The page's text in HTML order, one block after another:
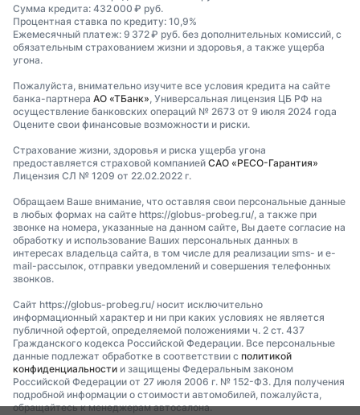
Сумма кредита: 432 000 ₽ руб.
Процентная ставка по кредиту: 10,9%
Ежемесячный платеж: 9 372 ₽ руб. без дополнительных комиссий, с
обязательным страхованием жизни и здоровья, а также ущерба
угона.
Пожалуйста, внимательно изучите все условия кредита на сайте
банка-партнера АО «ТБанк», Универсальная лицензия ЦБ РФ на
осуществление банковских операций № 2673 от 9 июля 2024 года
Оцените свои финансовые возможности и риски.
Страхование жизни, здоровья и риска ущерба угона
предоставляется страховой компанией САО «РЕСО-Гарантия»
Лицензия СЛ № 1209 от 22.02.2022 г.
Обращаем Ваше внимание, что оставляя свои персональные данные
в любых формах на сайте https://globus-probeg.ru/, а также при
звонке на номера, указанные на данном сайте, Вы даете согласие на
обработку и использование Ваших персональных данных в
интересах владельца сайта, в том числе для реализации sms- и e-
mail-рассылок, отправки уведомлений и совершения телефонных
звонков.
Сайт https://globus-probeg.ru/ носит исключительно
информационный характер и ни при каких условиях не является
публичной офертой, определяемой положениями ч. 2 ст. 437
Гражданского кодекса Российской Федерации. Все персональные
данные подлежат обработке в соответствии с политикой
конфиденциальности и защищены Федеральным законом
Российской Федерации от 27 июля 2006 г. № 152-ФЗ. Для получения
подробной информации о стоимости автомобилей, пожалуйста,
обращайтесь к менеджерам автосалона.